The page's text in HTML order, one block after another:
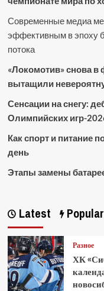
Современные медиа
эффективным в эпоху
потока
«Локомотив» снова в
вытащили
Сенсации на снегу:
Олимпийских игр-
Как спорт и питание
день
Этапы замены
Latest Popular
Разное
ХК